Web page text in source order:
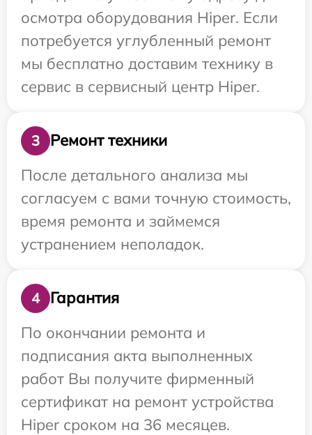
осмотра оборудования Hiper. Если
потребуется углубленный ремонт
мы бесплатно доставим технику в
сервис в сервисный центр Hiper.
3
Ремонт техники
После детального анализа мы
согласуем с вами точную стоимость,
время ремонта и займемся
устранением неполадок.
4
Гарантия
По окончании ремонта и
подписания акта выполненных
работ Вы получите фирменный
сертификат на ремонт устройства
Hiper сроком на 36 месяцев.